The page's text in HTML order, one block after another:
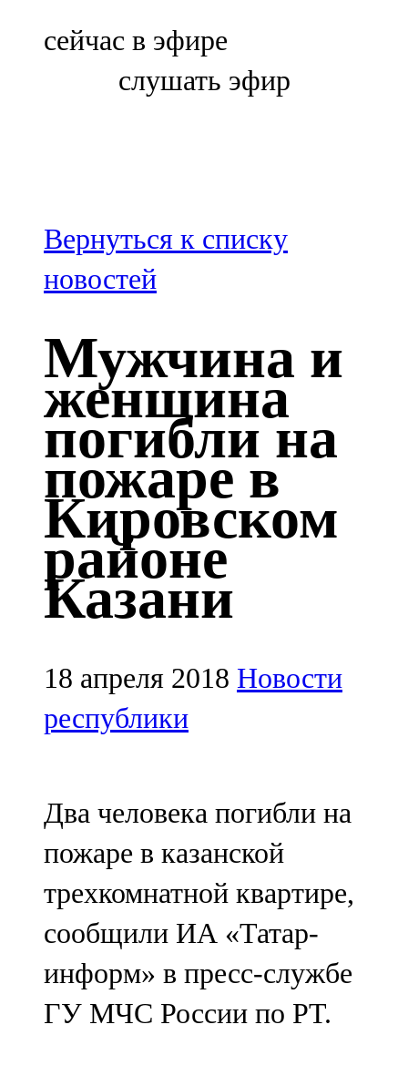
Болгар
100,3 FM
Зәй
106,6 FM
Кадыбаш
105,2 FM
Казан
91,5 FM
Кайбыч
106,1 FM
Кама тамагы
71,51 FM
Кукмара
107,9 FM
Лениногорский
Мамадыш
106,2 FM
Минзәлә
107,3 FM
Мөслим
100,0 FM
сейчас в эфире
слушать эфир
Вернуться к списку
новостей
Мужчина и
женщина
погибли на
пожаре в
Кировском
районе
Казани
18 апреля 2018 Новости
республики
Два человека погибли на
пожаре в казанской
трехкомнатной квартире,
сообщили ИА «Татар-
информ» в пресс-службе
ГУ МЧС России по РТ.